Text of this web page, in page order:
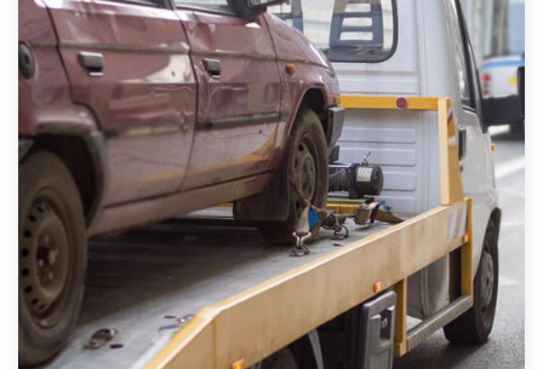
auto gratis ophalen in Ouderkerk aan de Amstel
Neem telefonisch contact op of maak een
terugbelafspraak. Wilt u direct een tweedehands auto
onderdelen offerte aanvragen? Dat kan via de
Onderdelenlijn! Vul uw kenteken in en druk op
verzenden.
Wij kunnen u helpen met de inkoop van auto's van
eigenlijk alle merken, zoals Alfa Romeo, Audi, BMW,
Chevrolet, Citroën, Dacia, Fiat, Ford, Honda, Hyundai,
Kia, Mazda, Mercedes Benz, Mitsubishi, Nissan, Opel,